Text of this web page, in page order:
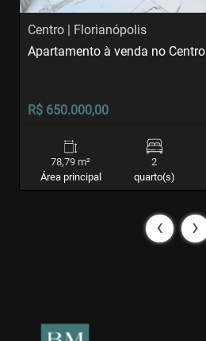
Centro | Florianópolis
Apartamento à venda no Centro
R$ 650.000,00
78,79 m²
Área principal
2
quarto(s)
‹ ›